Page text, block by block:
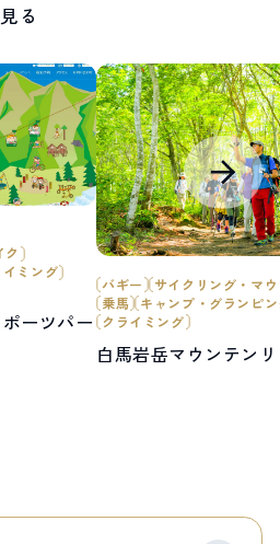
る
イミング
ーツパー
バギー
サイクリング・マ
乗馬
キャンプ・グランピ
クライミング
白馬岩岳マウンテン